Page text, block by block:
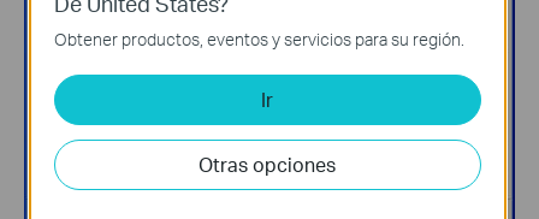
Obtener productos, eventos y servicios para su región.
Ir
Otras opciones